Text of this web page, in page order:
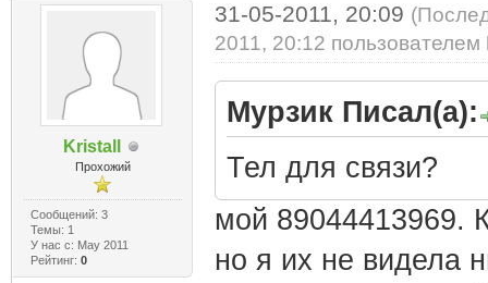
Kristall
Прохожий
Сообщений: 3
Темы: 1
У нас с: May 2011
Рейтинг: 0
31-05-2011, 20:09
2011, 20:12 пользователем
Мурзик Писал(а):
Тел для связи?
мой 89044413969.
но я их не видела